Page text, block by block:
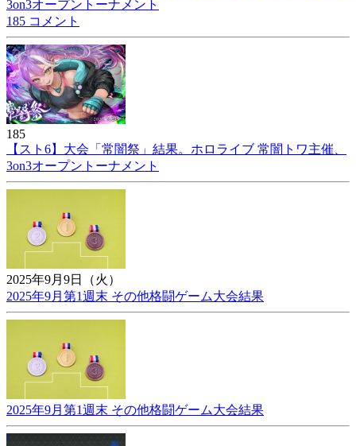
3on3オープントーナメント
185 コメント
185
【スト6】大会「常闇祭」結果。ホロライブ 常闇トワ主催、
3on3オープントーナメント
2025年9月9日（火）
2025年9月第1週末 その他格闘ゲーム大会結果
2025年9月第1週末 その他格闘ゲーム大会結果